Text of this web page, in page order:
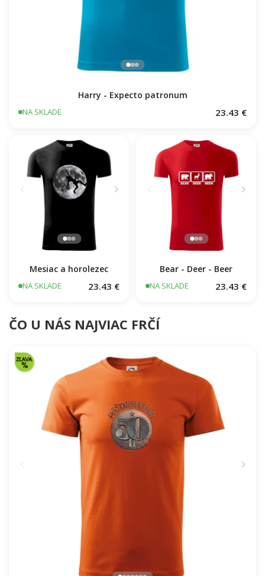
Harry - Expecto patronum
NA SKLADE 23.43 €
Mesiac a horolezec
NA SKLADE 23.43 €
Bear - Deer - Beer
NA SKLADE 23.43 €
ČO U NÁS NAJVIAC FRČÍ